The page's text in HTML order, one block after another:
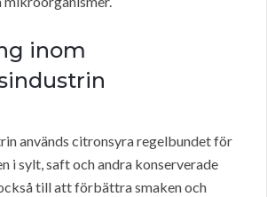
inom
används citronsyra regelbundet för
i sylt, saft och andra konserverade
till att förbättra smaken och